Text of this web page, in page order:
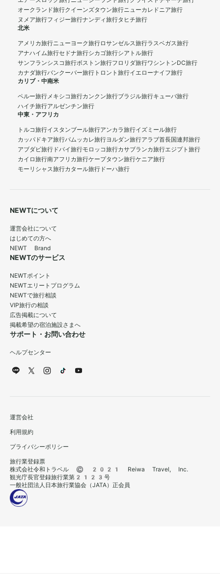
オークランド旅行クイーンズタウン旅行ニューカレドニア旅行
ヌメア旅行フィジー旅行ナンディ旅行タヒチ旅行
北米
アメリカ旅行ニューヨーク旅行ロサンゼルス旅行ラスベガス旅行
アナハイム旅行セドナ旅行シカゴ旅行シアトル旅行
サンフランシスコ旅行ボストン旅行フロリダ旅行ワシントンDC旅行
カナダ旅行バンクーバー旅行 トロント旅行イエローナイフ旅行
カリブ・中南米
ペルー旅行メキシコ旅行カンクン旅行ブラジル旅行キューバ旅行
ハイチ旅行アルゼンチン旅行
中東・アフリカ
トルコ旅行イスタンブール旅行アンカラ旅行イズミール旅行
カッパドキア旅行パムッカレ旅行ヨルダン旅行アラブ首長国連邦旅行
アブダビ旅行 ドバイ旅行モロッコ旅行カサブランカ旅行エジプト旅行
カイロ旅行南アフリカ旅行ケープタウン旅行ケニア旅行
モーリシャス旅行カタール旅行 ドーハ旅行
NEWTについて
運営会社について
はじめての方へ
NEWT Brand
NEWTのサービス
NEWTポイント
NEWTエリートプログラム
NEWTで旅行相談
VIP旅行の相談
広告掲載について
掲載希望の宿泊施設さまへ
サポート・お問い合わせ
ヘルプセンター
運営会社
利用規約
プライバシーポリシー
旅行業登録票
株式会社令和トラベル © 2021 Reiwa Travel, Inc.
観光庁長官登録旅行業第2123号
一般社団法人日本旅行業協会（JATA）正会員